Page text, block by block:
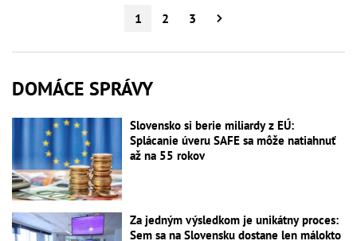
1 2 3
DOMÁCE SPRÁVY
Slovensko si berie miliardy z EÚ:
Splácanie úveru SAFE sa môže natiahnuť
až na 55 rokov
Za jedným výsledkom je unikátny proces:
Sem sa na Slovensku dostane len málokto